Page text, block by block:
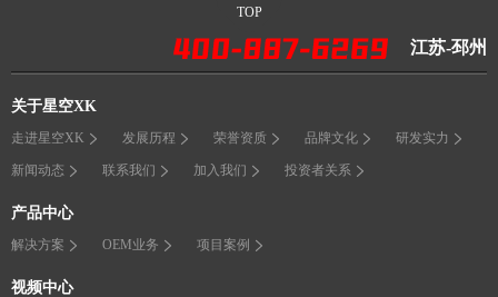
TOP
江苏-邳州
关于星空XK
走进星空XK 发展历程 荣誉资质 品牌文化 研发实力
新闻动态 联系我们 加入我们 投资者关系
产品中心
解决方案 OEM业务 项目案例
视频中心